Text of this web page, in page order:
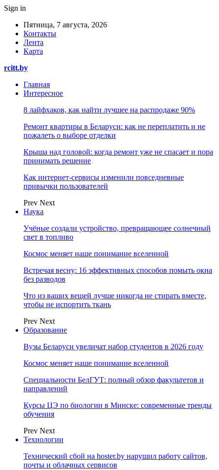
Sign in
Пятница, 7 августа, 2026
Контакты
Лента
Карта
rcitt.by
Главная
Интересное
8 лайфхаков, как найти лучшее на распродаже 90%
Ремонт квартиры в Беларуси: как не переплатить и не
пожалеть о выборе отделки
Крыша над головой: когда ремонт уже не спасает и пора
принимать решение
Как интернет-сервисы изменили повседневные
привычки пользователей
Prev Next
Наука
Учёные создали устройство, превращающее солнечный
свет в топливо
Космос меняет наше понимание вселенной
Встречая весну: 16 эффективных способов помыть окна
без разводов
Что из ваших вещей лучше никогда не стирать вместе,
чтобы не испортить ткань
Prev Next
Образование
Вузы Беларуси увеличат набор студентов в 2026 году
Космос меняет наше понимание вселенной
Специальности БелГУТ: полный обзор факультетов и
направлений
Курсы ЦЭ по биологии в Минске: современные тренды
обучения
Prev Next
Технологии
Технический сбой на hoster.by нарушил работу сайтов,
почты и облачных сервисов